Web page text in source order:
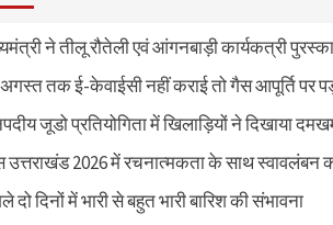
ने तीलू रौतेली एवं आंगनबाड़ी कार्यकत्री
तक ई-केवाईसी नहीं कराई तो गैस आपूर्ति पर
जूडो प्रतियोगिता में खिलाड़ियों ने दिखाया
उत्तराखंड 2026 में रचनात्मकता के साथ स्वावलंबन
दो दिनों में भारी से बहुत भारी बारिश की संभावना